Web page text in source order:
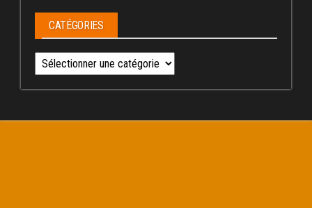
CATÉGORIES
Catégories